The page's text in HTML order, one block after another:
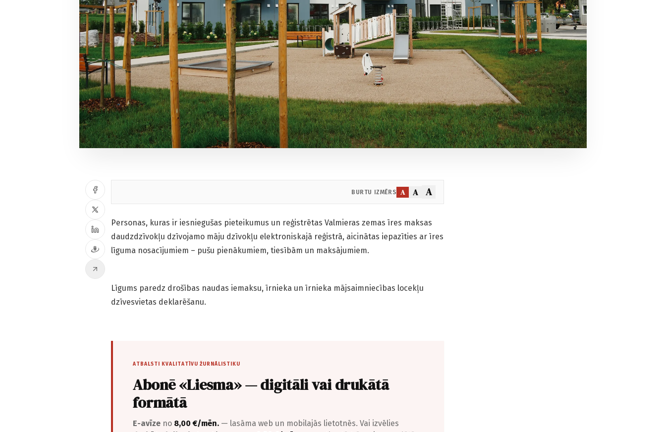
BURTU IZMĒRS A A A
Personas, kuras ir iesniegušas pieteikumus un reģistrētas Valmieras zemas īres maksas
daudzdzīvokļu dzīvojamo māju dzīvokļu elektroniskajā reģistrā, aicinātas iepazīties ar īres
līguma nosacījumiem – pušu pienākumiem, tiesībām un maksājumiem.
Līgums paredz drošības naudas iemaksu, īrnieka un īrnieka mājsaimniecības locekļu
dzīvesvietas deklarēšanu.
ATBALSTI KVALITATĪVU ŽURNĀLISTIKU
Abonē «Liesma» — digitāli vai drukātā
formātā
E-avīze no 8,00 €/mēn. — lasāma web un mobilajās lietotnēs. Vai izvēlies